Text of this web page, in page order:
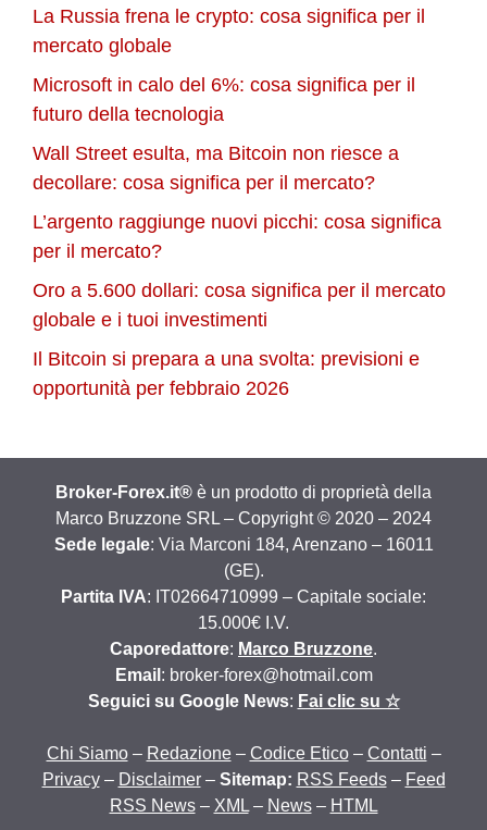
La Russia frena le crypto: cosa significa per il
mercato globale
Microsoft in calo del 6%: cosa significa per il
futuro della tecnologia
Wall Street esulta, ma Bitcoin non riesce a
decollare: cosa significa per il mercato?
L’argento raggiunge nuovi picchi: cosa significa
per il mercato?
Oro a 5.600 dollari: cosa significa per il mercato
globale e i tuoi investimenti
Il Bitcoin si prepara a una svolta: previsioni e
opportunità per febbraio 2026
Broker-Forex.it® è un prodotto di proprietà della
Marco Bruzzone SRL – Copyright © 2020 – 2024
Sede legale: Via Marconi 184, Arenzano – 16011
(GE).
Partita IVA: IT02664710999 – Capitale sociale:
15.000€ I.V.
Caporedattore: Marco Bruzzone.
Email : broker-forex@hotmail.com
Seguici su Google News: Fai clic su ☆
Chi Siamo– Redazione– Codice Etico– Contatti –
Privacy– Disclaimer– Sitemap: RSS Feeds– Feed
RSS News– XML– News– HTML